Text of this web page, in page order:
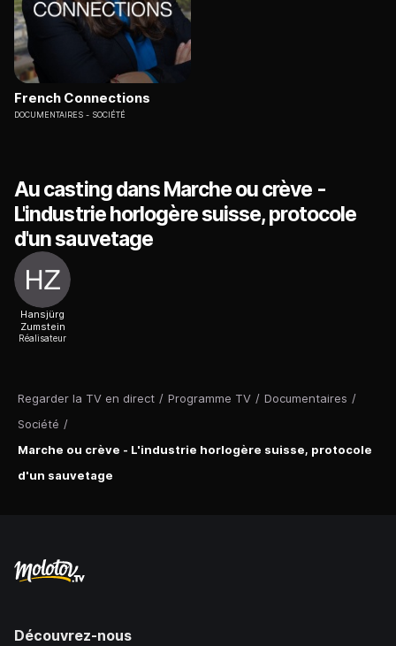
Regarder la TV en direct / Programme TV / Documentaires /
Société /
Marche ou crève - L'industrie horlogère suisse, protocole
d'un sauvetage
French Connections
DOCUMENTAIRES SOCIÉTÉ
Au casting dans Marche ou crève -
L'industrie horlogère suisse, protocole
d'un sauvetage
Hansjürg
Zumstein
Réalisateur
Découvrez-nous